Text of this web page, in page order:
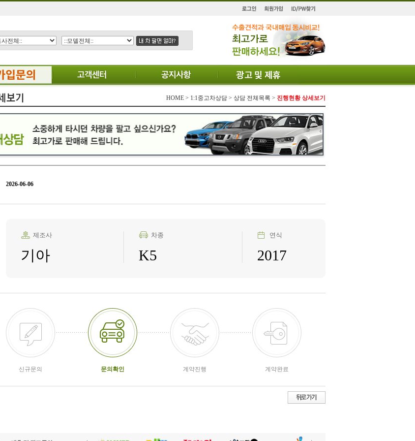
HOME > 1:1중고차상담 > 상담 전체목록 > 진행현황 상세보기
2026-06-06
제조사
기아
차종
K5
연식
2017
신규문의 문의확인 계약진행 계약완료